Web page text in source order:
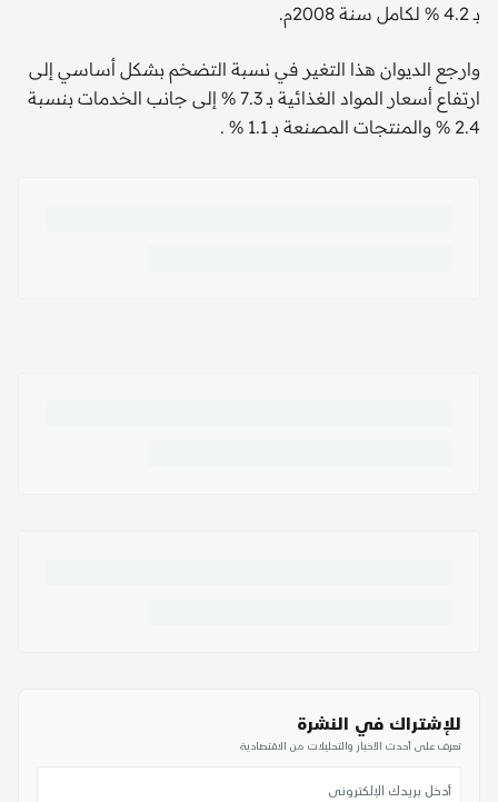
بـ 4.2 % لكامل سنة 2008م.
وارجع الديوان هذا التغير في نسبة التضخم بشكل أساسي إلى
ارتفاع أسعار المواد الغذائية بـ 7.3 % إلى جانب الخدمات بنسبة
2.4 % والمنتجات المصنعة بـ 1.1 % .
للإشتراك في النشرة
تعرف على أحدث الأخبار والتحليلات من الاقتصادية